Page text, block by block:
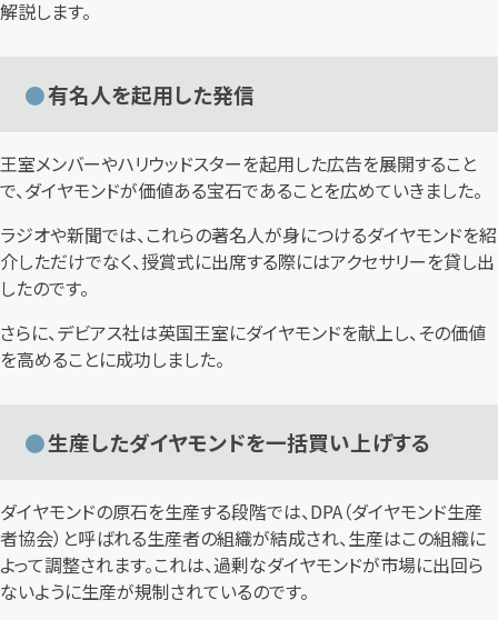
解説します。
有名人を起用した発信
王室メンバーやハリウッドスターを起用した広告を展開すること
で、ダイヤモンドが価値ある宝石であることを広めていきました。
ラジオや新聞では、これらの著名人が身につけるダイヤモンドを紹
介しただけでなく、授賞式に出席する際にはアクセサリーを貸し出
したのです。
さらに、デビアス社は英国王室にダイヤモンドを献上し、その価値
を高めることに成功しました。
生産したダイヤモンドを一括買い上げする
ダイヤモンドの原石を生産する段階では、DPA（ダイヤモンド生産
者協会）と呼ばれる生産者の組織が結成され、生産はこの組織に
よって調整されます。これは、過剰なダイヤモンドが市場に出回ら
ないように生産が規制されているのです。